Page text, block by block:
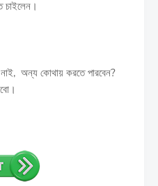
চাইলেন।
অন্য কোথায় করতে পারবেন?